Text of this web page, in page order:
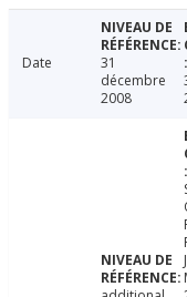
Date
31
décembre
2008